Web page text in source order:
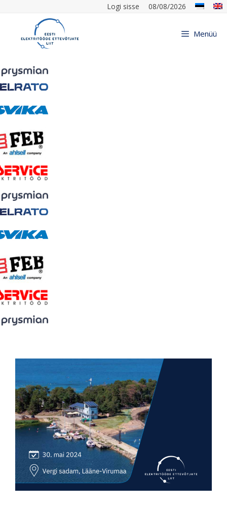
Logi sisse 08/08/2026
Menüü